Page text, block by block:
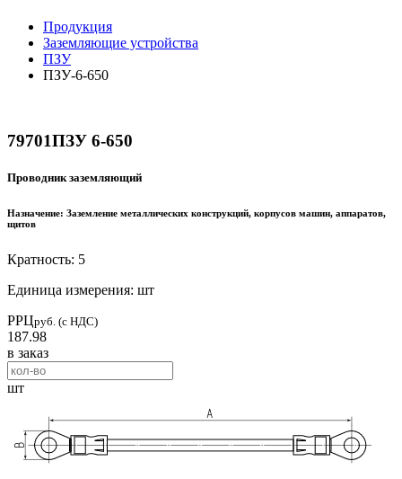
Продукция
Заземляющие устройства
ПЗУ
ПЗУ-6-650
79701ПЗУ 6-650
Проводник заземляющий
Назначение: Заземление металлических конструкций, корпусов машин, аппаратов,
щитов
Кратность: 5
Единица измерения: шт
РРЦруб. (с НДС)
187.98
в заказ
шт